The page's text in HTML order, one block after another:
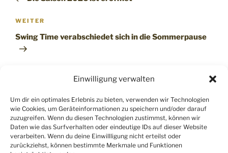
Einwilligung verwalten
Um dir ein optimales Erlebnis zu bieten, verwenden wir Technologien
wie Cookies, um Geräteinformationen zu speichern und/oder darauf
zuzugreifen. Wenn du diesen Technologien zustimmst, können wir
Daten wie das Surfverhalten oder eindeutige IDs auf dieser Website
verarbeiten. Wenn du deine Einwillligung nicht erteilst oder
zurückziehst, können bestimmte Merkmale und Funktionen
Nächster
Beitrag
WEITER
Swing Time verabschiedet sich in die Sommerpause
RECHTLICHES
Impressum